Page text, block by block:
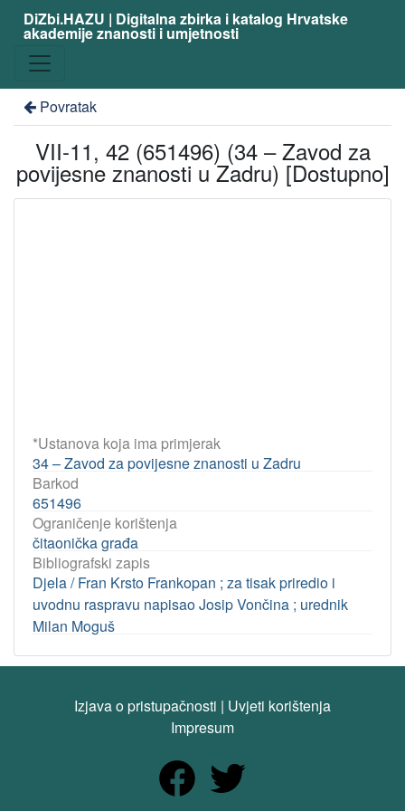
DiZbi.HAZU | Digitalna zbirka i katalog Hrvatske
akademije znanosti i umjetnosti
Povratak
VII-11, 42 (651496) (34 – Zavod za
povijesne znanosti u Zadru) [Dostupno]
*Ustanova koja ima primjerak
34 – Zavod za povijesne znanosti u Zadru
Barkod
651496
Ograničenje korištenja
čitaonička građa
Bibliografski zapis
Djela / Fran Krsto Frankopan ; za tisak priredio i
uvodnu raspravu napisao Josip Vončina ; urednik
Milan Moguš
Izjava o pristupačnosti | Uvjeti korištenja
Impresum